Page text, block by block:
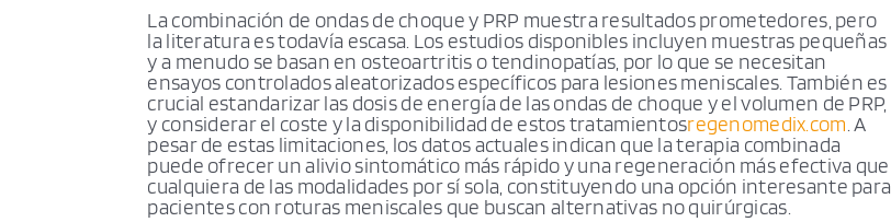
La combinación de ondas de choque y PRP muestra resultados prometedores, pero
la literatura es todavía escasa. Los estudios disponibles incluyen muestras pequeñas
y a menudo se basan en osteoartritis o tendinopatías, por lo que se necesitan
ensayos controlados aleatorizados específicos para lesiones meniscales. También es
crucial estandarizar las dosis de energía de las ondas de choque y el volumen de PRP,
y considerar el coste y la disponibilidad de estos tratamientosregenomedix.com. A
pesar de estas limitaciones, los datos actuales indican que la terapia combinada
puede ofrecer un alivio sintomático más rápido y una regeneración más efectiva que
cualquiera de las modalidades por sí sola, constituyendo una opción interesante para
pacientes con roturas meniscales que buscan alternativas no quirúrgicas.